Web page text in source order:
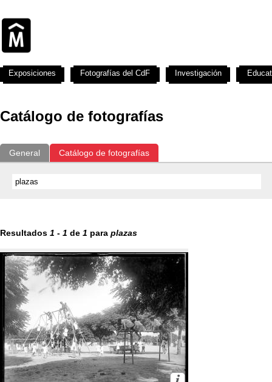
Catálogo de fotografías
General Catálogo de fotografías
Resultados 1 - 1 de 1 para plazas
Exposiciones Fotografías del CdF Investigación